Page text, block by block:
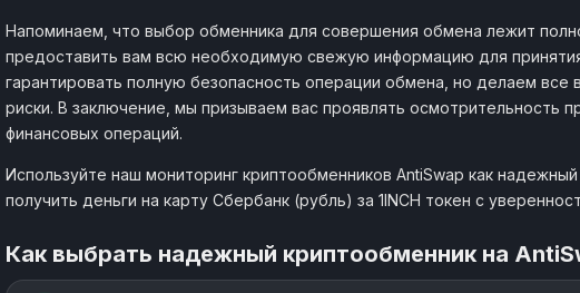
Напоминаем, что выбор обменника для совершения обмена лежит
предоставить вам всю необходимую свежую информацию для
гарантировать полную безопасность операции обмена, но делаем
риски. В заключение, мы призываем вас проявлять осмотрительность
финансовых операций.
Используйте наш мониторинг криптообменников AntiSwap как
получить деньги на карту Сбербанк (рубль) за 1INCH токен с
Как выбрать надежный криптообменник на